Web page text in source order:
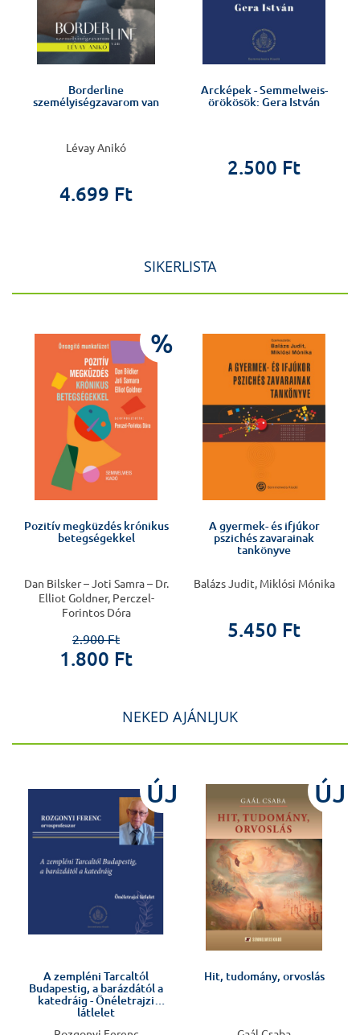
Borderline
személyiségzavarom van
Lévay Anikó
4.699 Ft
Arcképek - Semmelweis-
örökösök: Gera István
2.500 Ft
SIKERLISTA
%
Pozitív megküzdés krónikus
betegségekkel
Dan Bilsker – Joti Samra – Dr.
Elliot Goldner, Perczel-
Forintos Dóra
2.900 Ft
1.800 Ft
A gyermek- és ifjúkor
pszichés zavarainak
tankönyve
Balázs Judit, Miklósi Mónika
5.450 Ft
NEKED AJÁNLJUK
ÚJ
A zempléni Tarcaltól
Budapestig, a barázdától a
katedráig - Önéletrajzi
látlelet
ÚJ
Hit, tudomány, orvoslás